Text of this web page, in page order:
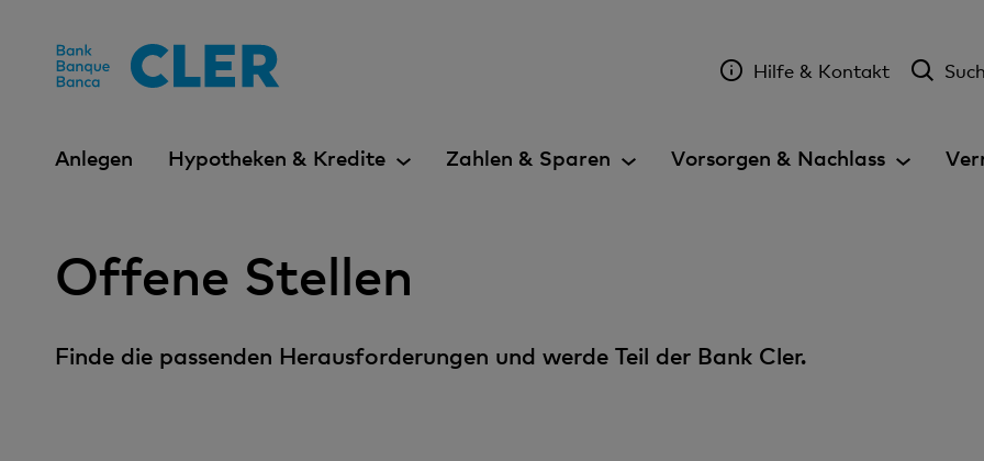
Hilfe & Kontakt
Anlegen Hypotheken & Kredite Zahlen & Sparen Vorsorgen & Nachlass
Offene Stellen
Finde die passenden Herausforderungen und werde Teil der Bank Cler.